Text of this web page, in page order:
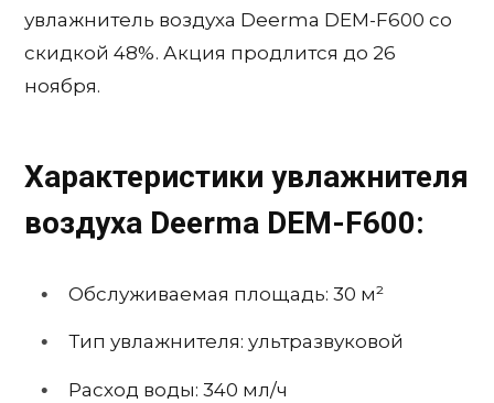
увлажнитель воздуха Deerma DEM-F600 со
скидкой 48%. Акция продлится до 26
ноября.
Характеристики увлажнителя
воздуха Deerma DEM-F600:
Обслуживаемая площадь: 30 м²
Тип увлажнителя: ультразвуковой
Расход воды: 340 мл/ч